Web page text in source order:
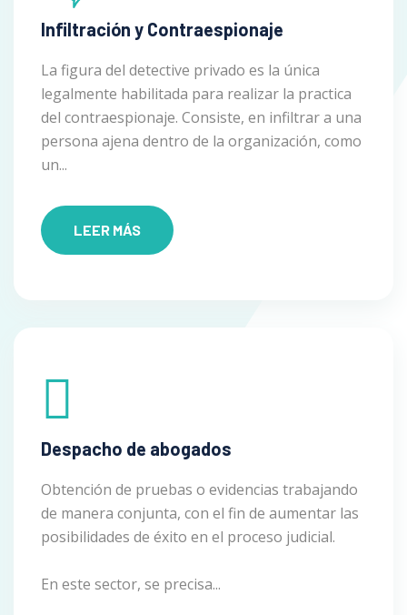
Infiltración y Contraespionaje
La figura del detective privado es la única
legalmente habilitada para realizar la practica
del contraespionaje. Consiste, en infiltrar a una
persona ajena dentro de la organización, como
un...
LEER MÁS
Despacho de abogados
Obtención de pruebas o evidencias trabajando
de manera conjunta, con el fin de aumentar las
posibilidades de éxito en el proceso judicial.
En este sector, se precisa...